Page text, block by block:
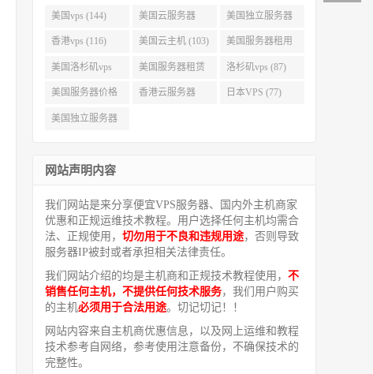
美国vps (144) 美国云服务器
(143)
美国独立服务器
(118)
香港vps (116) 美国云主机 (103) 美国服务器租用
(99)
美国洛杉矶vps
(94)
美国服务器租赁
(91)
洛杉矶vps (87)
美国服务器价格
(82)
香港云服务器 日本VPS (77)
美国独立服务器
网站声明内容
我们网站是来分享便宜VPS服务器、国内外主机商家
优惠和正规运维技术教程。用户选择任何主机均需合
法、正规使用， 切勿用于不良和违规用途，否则导致
服务器IP被封或者承担相关法律责任。
我们网站介绍的均是主机商和正规技术教程使用， 不
销售任何主机，不提供任何技术服务，我们用户购买
的主机必须用于合法用途。切记切记！！
网站内容来自主机商优惠信息，以及网上运维和教程
技术参考自网络，参考使用注意备份，不确保技术的
完整性。